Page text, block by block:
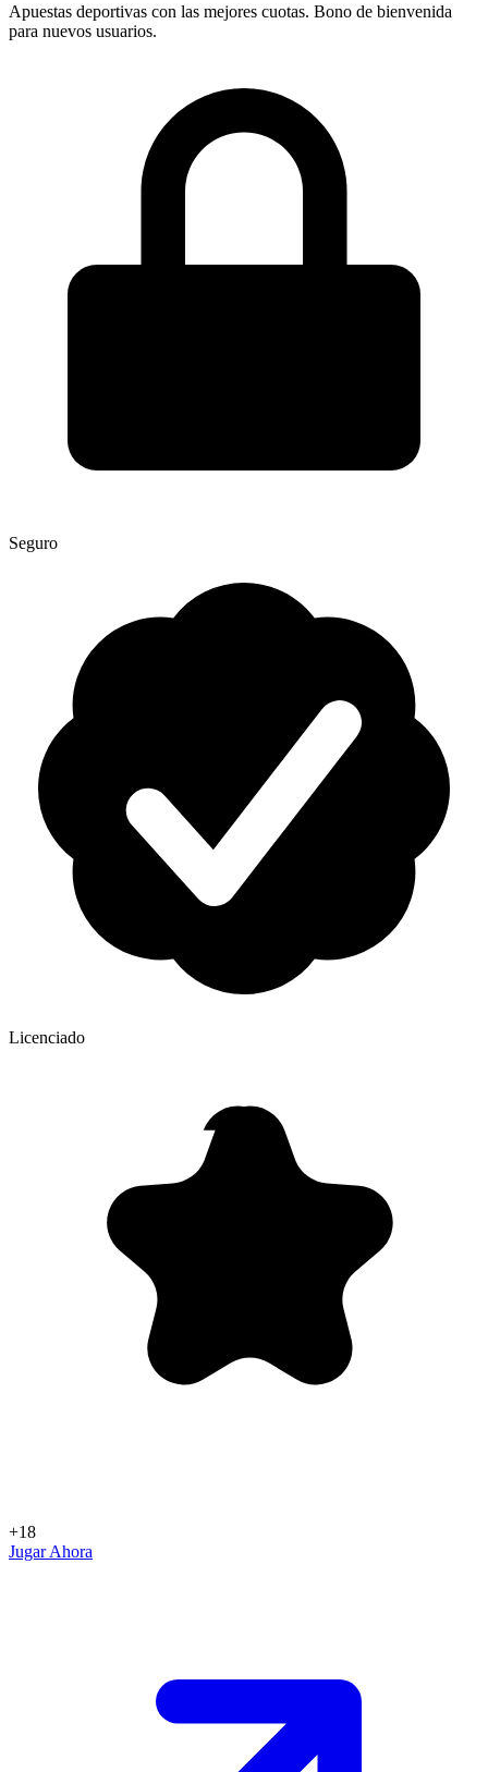
Apuestas deportivas con las mejores cuotas. Bono de bienvenida
para nuevos usuarios.
Seguro
Licenciado
+18
Jugar Ahora